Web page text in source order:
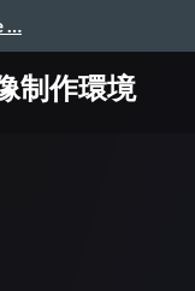
…
制作環境